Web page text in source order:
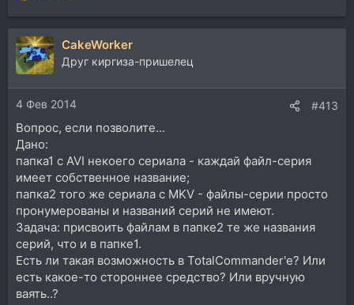
е
а
к
ц
и
и
:
CakeWorker
Друг киргиза-пришелец
4 Фев 2014 #413
Вопрос, если позволите...
Дано:
папка1 с AVI некоего сериала - каждай файл-серия
имеет собственное название;
папка2 того же сериала с MKV - файлы-серии просто
пронумерованы и названий серий не имеют.
Задача: присвоить файлам в папке2 те же названия
серий, что и в папке1.
Есть ли такая возможность в TotalCommander'е? Или
есть какое-то стороннее средство? Или вручную
ваять..?